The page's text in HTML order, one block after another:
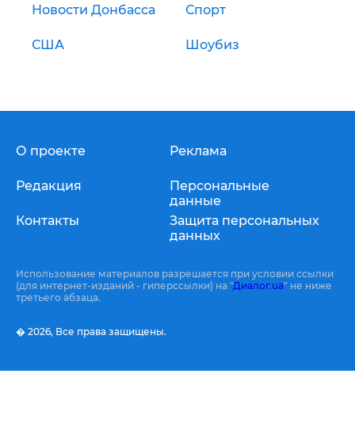
Новости Донбасса Спорт
США Шоубиз
О проекте
Редакция
Контакты
Реклама
Персональные
данные
Защита персональных
данных
Использование материалов разрешается при условии ссылки
(для интернет-изданий - гиперссылки) на "Диалог.ua" не ниже
третьего абзаца.
� 2026, Все права защищены.